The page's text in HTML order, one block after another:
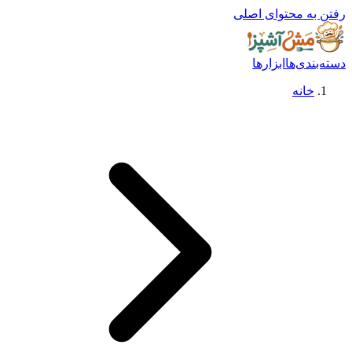
رفتن به محتوای اصلی
دسته‌بندی‌ها ابزارها
خانه